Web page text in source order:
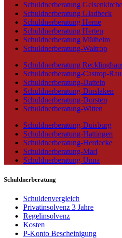
Schuldnerberatung
Schuldnerberatung Gladbeck
Schuldnerberatung Herne
Schuldnerberatung Herten
Schuldnerberatung Mülheim
Schuldnerberatung-Waltrop
Schuldnerberatung
Schuldnerberatung-Castrop-
Schuldnerberatung-Datteln
Schuldnerberatung-Dinslaken
Schuldnerberatung-Dorsten
Schuldnerberatung-Witten
Schuldnerberatung-Duisburg
Schuldnerberatung-Hattingen
Schuldnerberatung-Herdecke
Schuldnerberatung-Marl
Schuldnerberatung-Unna
Schuldnerberatung
Schuldenvergleich
Privatinsolvenz 3 Jahre
Regelinsolvenz
Kosten
P-Konto Bescheinigung